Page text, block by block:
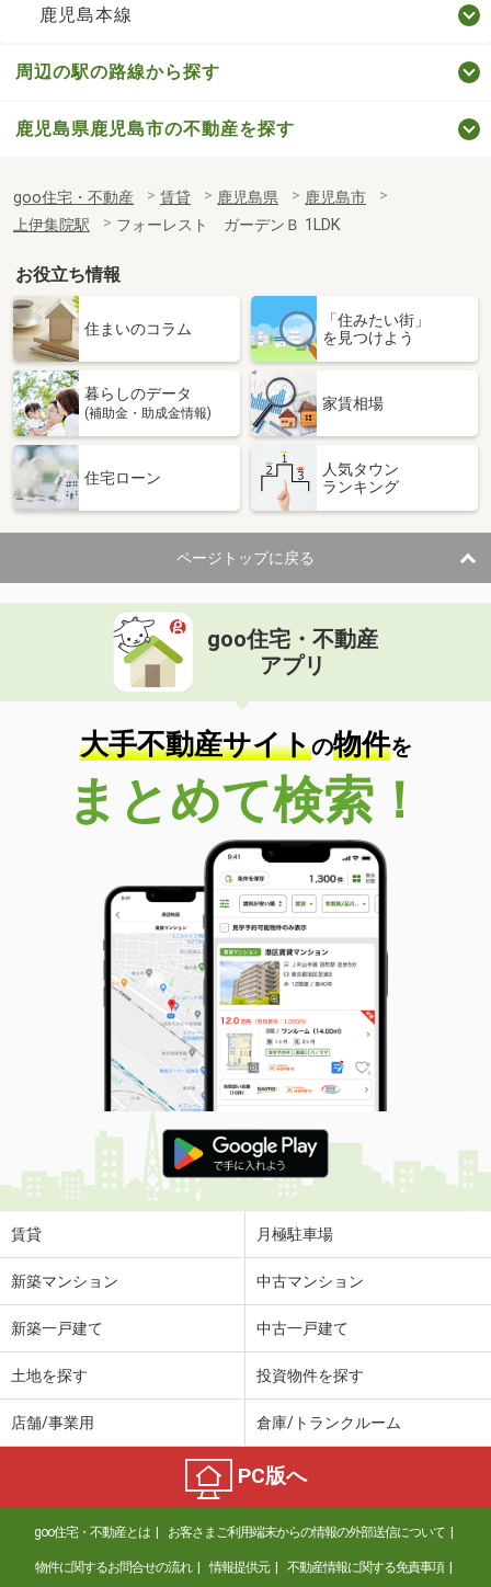
鹿児島本線
周辺の駅の路線から探す
鹿児島県鹿児島市の不動産を探す
goo住宅・不動産 賃貸 鹿児島県
鹿児島市
上伊集院駅
フォーレスト ガーデンＢ 1LDK
お役立ち情報
住まいのコラム
「住みたい街」
を見つけよう
暮らしのデータ
(補助金・助成金情報)
家賃相場
住宅ローン
人気タウン
ランキング
ページトップに戻る
goo住宅・不動産
アプリ
大手不動産サイトの物件を
まとめて検索！
賃貸 月極駐車場
新築マンション 中古マンション
新築一戸建て 中古一戸建て
土地を探す 投資物件を探す
店舗/事業用 倉庫/トランクルーム
PC版へ
goo住宅・不動産とは お客さまご利用端末からの情報の外部送信について
物件に関するお問合せの流れ 情報提供元 不動産情報に関する免責事項